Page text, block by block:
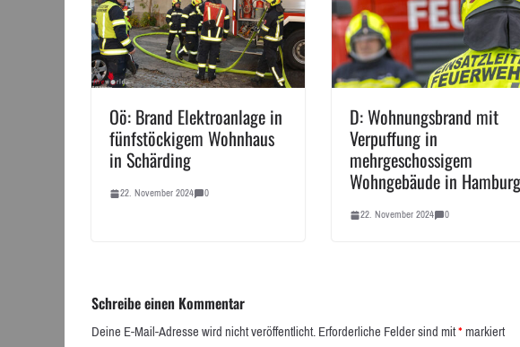
Oö: Brand Elektroanlage in
fünfstöckigem Wohnhaus
in Schärding
22. November 2024 0
D: Wohnungsbrand mit
Verpuffung in
mehrgeschossigem
Wohngebäude in Hamburg
22. November 2024 0
Schreibe einen Kommentar
Deine E-Mail-Adresse wird nicht veröffentlicht.Erforderliche Felder sind mit*markiert